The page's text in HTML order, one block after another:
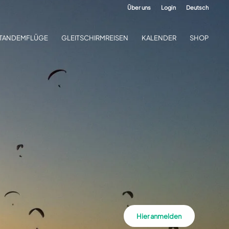
Hier anmelden
Über uns Login Deutsch
GLEITSCHIRMREISEN KALENDER SHOP